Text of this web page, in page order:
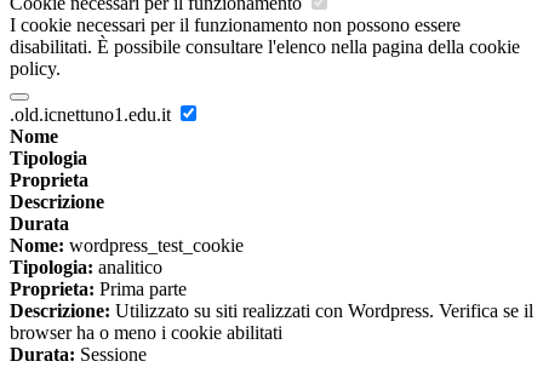
I cookie necessari per il funzionamento non possono essere
disabilitati. È possibile consultare l'elenco nella pagina della cookie
policy.
.old.icnettuno1.edu.it
Nome
Tipologia
Proprieta
Descrizione
Durata
Nome: wordpress_test_cookie
Tipologia: analitico
Proprieta: Prima parte
Descrizione: Utilizzato su siti realizzati con Wordpress. Verifica se il
browser ha o meno i cookie abilitati
Durata: Sessione